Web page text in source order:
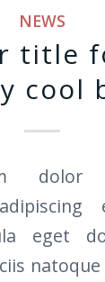
NEWS
title
cool
eget